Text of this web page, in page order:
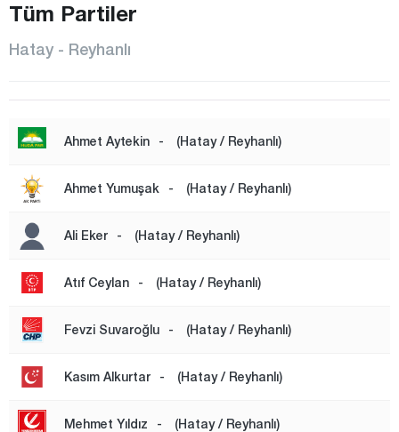
İSKENDERUN
KUMLU
REYHANLI
SAMANDAĞ
Iğdır
Isparta
Karabük
Karaman
Tüm Partiler
Hatay - Reyhanlı
Ahmet Aytekin - (Hatay / Reyhanlı)
Ahmet Yumuşak - (Hatay / Reyhanlı)
Ali Eker - (Hatay / Reyhanlı)
Atıf Ceylan - (Hatay / Reyhanlı)
Fevzi Suvaroğlu - (Hatay / Reyhanlı)
Kasım Alkurtar - (Hatay / Reyhanlı)
Mehmet Yıldız - (Hatay / Reyhanlı)